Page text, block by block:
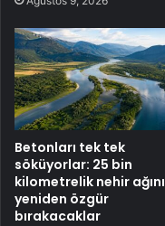
Betonları tek tek
söküyorlar: 25 bin
kilometrelik nehir ağını
yeniden özgür
bırakacaklar